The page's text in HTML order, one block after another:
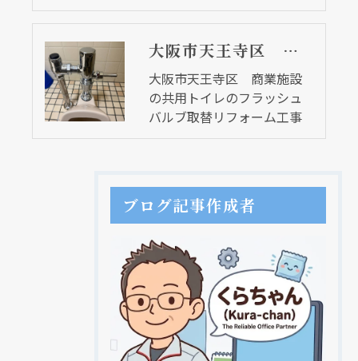
大阪市天王寺区 商業施設の共用トイレのフラッシュバルブ取替リフォーム工事
大阪市天王寺区 商業施設
の共用トイレのフラッシュ
バルブ取替リフォーム工事
ブログ記事作成者